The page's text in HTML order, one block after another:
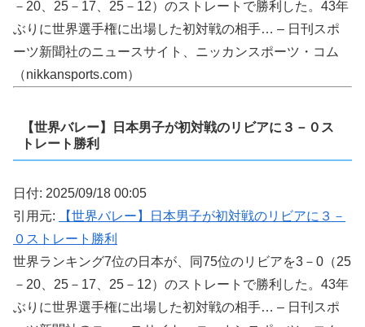
－20、25－17、25－12）のストレートで勝利した。43年
ぶりに世界選手権に出場した初対戦の相手… – 日刊スポ
ーツ新聞社のニュースサイト、ニッカンスポーツ・コム
（nikkansports.com）
【世界バレー】日本男子が初対戦のリビアに３－０ス
トレート勝利
日付: 2025/09/18 00:05
引用元:
【世界バレー】日本男子が初対戦のリビアに３－
０ストレート勝利
世界ランキング7位の日本が、同75位のリビアを3－0（25
－20、25－17、25－12）のストレートで勝利した。43年
ぶりに世界選手権に出場した初対戦の相手… – 日刊スポ